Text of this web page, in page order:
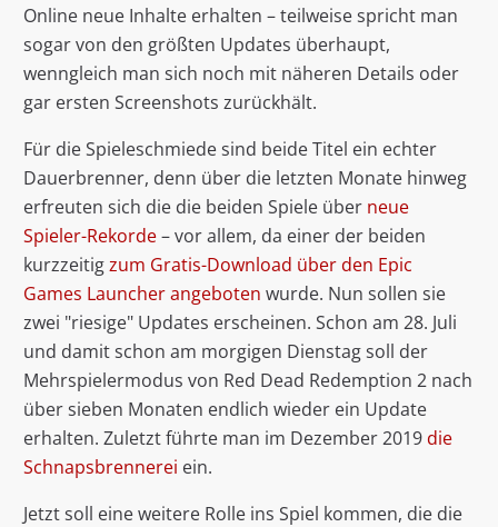
Online neue Inhalte erhalten – teilweise spricht man
sogar von den größten Updates überhaupt,
wenngleich man sich noch mit näheren Details oder
gar ersten Screenshots zurückhält.
Für die Spieleschmiede sind beide Titel ein echter
Dauerbrenner, denn über die letzten Monate hinweg
erfreuten sich die die beiden Spiele über neue
Spieler-Rekorde– vor allem, da einer der beiden
kurzzeitigzum Gratis-Download über den Epic
Games Launcher angeboten wurde. Nun sollen sie
zwei "riesige" Updates erscheinen. Schon am 28. Juli
und damit schon am morgigen Dienstag soll der
Mehrspielermodus von Red Dead Redemption 2 nach
über sieben Monaten endlich wieder ein Update
erhalten. Zuletzt führte man im Dezember 2019die
Schnapsbrennerei ein.
Jetzt soll eine weitere Rolle ins Spiel kommen, die die